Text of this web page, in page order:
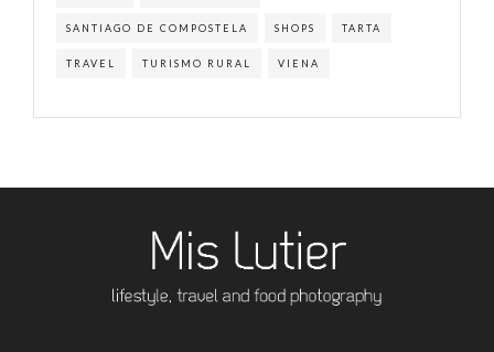
SANTIAGO DE COMPOSTELA SHOPS TARTA
TRAVEL TURISMO RURAL VIENA